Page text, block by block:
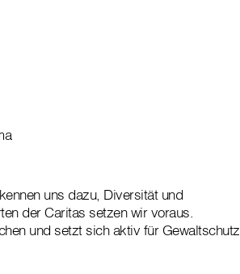
uns dazu, Diversität und
der Caritas setzen wir voraus.
und setzt sich aktiv für Gewaltschutz